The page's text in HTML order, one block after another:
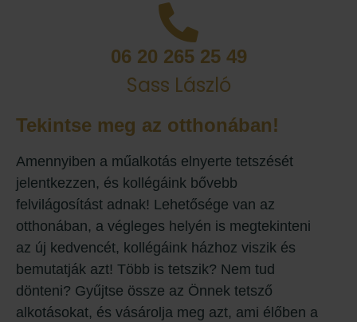
06 20 265 25 49
Sass László
Tekintse meg az otthonában!
Amennyiben a műalkotás elnyerte tetszését
jelentkezzen, és kollégáink bővebb
felvilágosítást adnak! Lehetősége van az
otthonában, a végleges helyén is megtekinteni
az új kedvencét, kollégáink házhoz viszik és
bemutatják azt! Több is tetszik? Nem tud
dönteni? Gyűjtse össze az Önnek tetsző
alkotásokat, és vásárolja meg azt, ami élőben a